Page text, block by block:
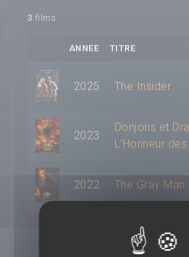
3 films
ANNEE TITRE
2025 The Insider
2023
Donjons et
L'Honneur
2022 The Gray Man